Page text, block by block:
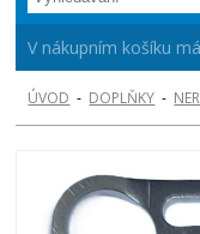
V nákupním košíku
ÚVOD - DOPLŇKY -